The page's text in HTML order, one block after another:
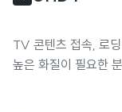
TV 콘텐츠 접속, 로
높은 화질이 필요한 분